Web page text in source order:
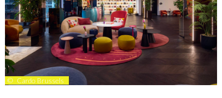
© Cardo Brussels